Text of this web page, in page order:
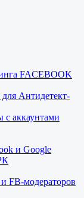
FACEBOOK
Антидетект-
с аккаунтами
и Google
FB-модераторов